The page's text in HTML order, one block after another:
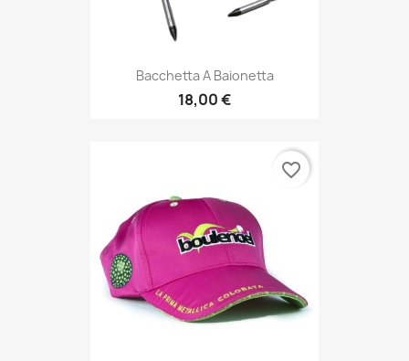
Bacchetta A Baionetta
18,00 €
favorite_border